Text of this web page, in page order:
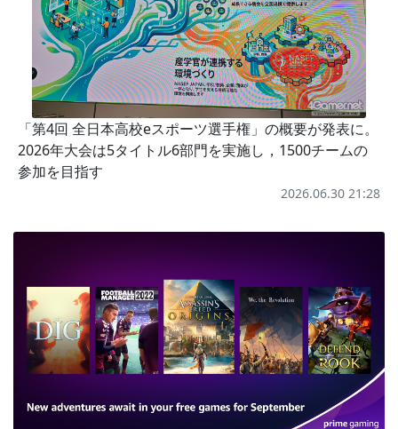
「第4回 全日本高校eスポーツ選手権」の概要が発表に。
2026年大会は5タイトル6部門を実施し，1500チームの
参加を目指す
2026.06.30 21:28